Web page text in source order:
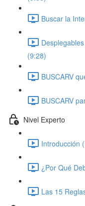
Buscar la
(9:28)
BUSCARV
BUSCARV
Nivel Experto
Introducción
¿Por Qué
Las 15